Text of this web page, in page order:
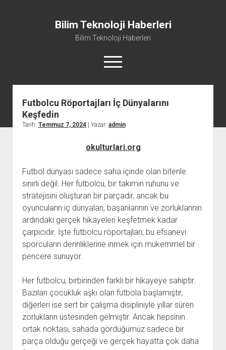
Bilim Teknoloji Haberleri
Bilim Teknoloji Haberleri
menüyü
aç
Liste
Twitter Izlenme Arttırma Parasız
Futbolcu Röportajları İç Dünyalarını
Keşfedin
Tarih: Temmuz 7, 2024| Yazar: admin
okulturlari.org
Futbol dünyası sadece saha içinde olan bitenle
sınırlı değil. Her futbolcu, bir takımın ruhunu ve
stratejisini oluşturan bir parçadır, ancak bu
oyuncuların iç dünyaları, başarılarının ve zorluklarının
ardındaki gerçek hikayeleri keşfetmek kadar
çarpıcıdır. İşte futbolcu röportajları, bu efsanevi
sporcuların derinliklerine inmek için mükemmel bir
pencere sunuyor.
Her futbolcu, birbirinden farklı bir hikayeye sahiptir.
Bazıları çocukluk aşkı olan futbola başlamıştır,
diğerleri ise sert bir çalışma disipliniyle yıllar süren
zorlukların üstesinden gelmiştir. Ancak hepsinin
ortak noktası, sahada gördüğümüz sadece bir
parça olduğu gerçeği ve gerçek hayatta çok daha